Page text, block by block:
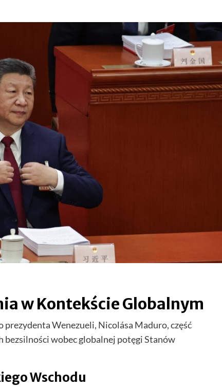
w Kontekście Globalnym
prezydenta Wenezueli, Nicolása Maduro, część
bezsilności wobec globalnej potęgi Stanów
Wschodu